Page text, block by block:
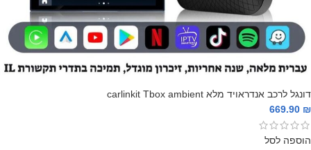
דונגל לרכב אנדראויד מלא carlinkit Tbox ambient
₪
הוספה לסל